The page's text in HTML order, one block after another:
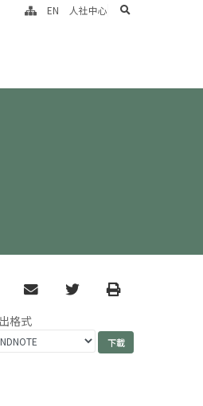
EN 人社中心 search
email TwitterPrint
格式